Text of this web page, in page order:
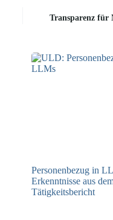
Transparenz für
Personenbezug in
Erkenntnisse aus
Tätigkeitsbericht